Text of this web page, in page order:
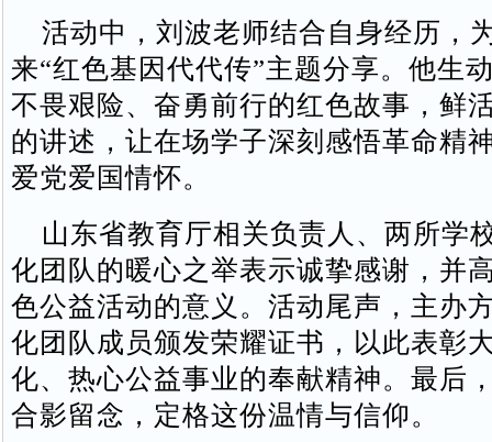
活动中，刘波老师结合自身经历，
来“红色基因代代传”主题分享。他生
不畏艰险、奋勇前行的红色故事，鲜
的讲述，让在场学子深刻感悟革命精
爱党爱国情怀。
山东省教育厅相关负责人、两所学
化团队的暖心之举表示诚挚感谢，并
色公益活动的意义。活动尾声，主办
化团队成员颁发荣耀证书，以此表彰
化、热心公益事业的奉献精神。最后
合影留念，定格这份温情与信仰。